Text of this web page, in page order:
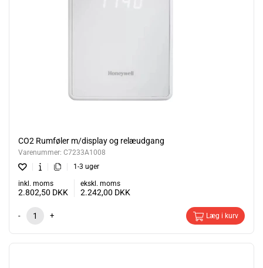
CO2 Rumføler m/display og relæudgang
Varenummer: C7233A1008
1-3 uger
inkl. moms
2.802,50 DKK
ekskl. moms
2.242,00 DKK
- + Læg i kurv